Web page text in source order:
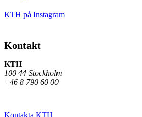
KTH på Instagram
Kontakt
KTH
100 44 Stockholm
+46 8 790 60 00
Kontakta KTH